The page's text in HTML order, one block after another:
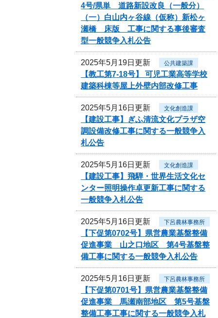
4号/県単 道路新設改良（一般分）
（一）白山内ヶ谷線（仮称）新松ヶ
瀬橋 床版 工事に関する事後審査
型一般競争入札公告
2025年5月19日更新 公共建築課
【教工第7-18号】 可児工業高等学校
建築科棟等屋上外壁内部改修工事
2025年5月16日更新 文化創造課
【建設工事】ぎふ清流文化プラザ空
調設備改修工事に関する一般競争入
札公告
2025年5月16日更新 文化創造課
【建設工事】飛騨・世界生活文化セ
ンター照明操作卓更新工事に関する
一般競争入札公告
2025年5月16日更新 下呂農林事務所
【下促第0702号】県営農業基盤整備
促進事業 山之口地区 第4号基盤整
備工事に関する一般競争入札公告
2025年5月16日更新 下呂農林事務所
【下促第0701号】県営農業基盤整備
促進事業 馬瀬南部地区 第5号基盤
整備工事工事に関する一般競争入札